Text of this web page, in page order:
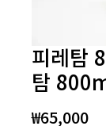
피레탐
탐
₩65,000가